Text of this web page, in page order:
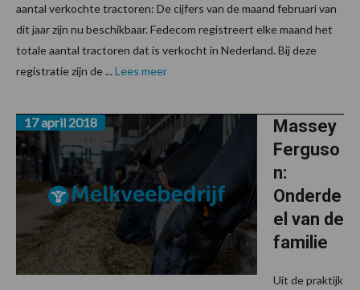
aantal verkochte tractoren: De cijfers van de maand februari van
dit jaar zijn nu beschikbaar. Fedecom registreert elke maand het
totale aantal tractoren dat is verkocht in Nederland. Bij deze
registratie zijn de ... Lees meer
Massey
Ferguso
n:
Onderde
el van de
familie
17 april 2018
Uit de praktijk